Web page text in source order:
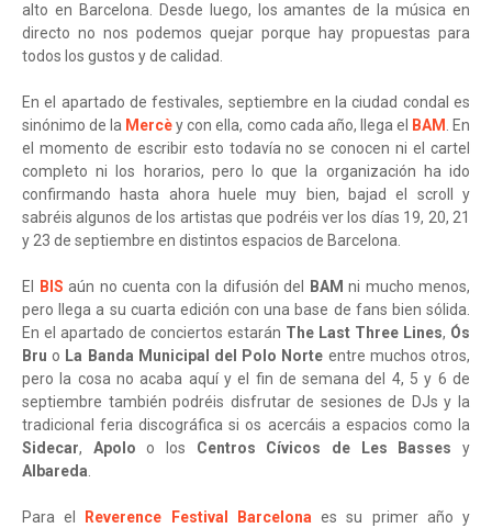
alto en Barcelona. Desde luego, los amantes de la música en
directo no nos podemos quejar porque hay propuestas para
todos los gustos y de calidad.
En el apartado de festivales, septiembre en la ciudad condal es
sinónimo de la Mercèy con ella, como cada año, llega el BAM . En
el momento de escribir esto todavía no se conocen ni el cartel
completo ni los horarios, pero lo que la organización ha ido
confirmando hasta ahora huele muy bien, bajad el scroll y
sabréis algunos de los artistas que podréis ver los días 19, 20, 21
y 23 de septiembre en distintos espacios de Barcelona.
El BIS aún no cuenta con la difusión del BAM ni mucho menos,
pero llega a su cuarta edición con una base de fans bien sólida.
En el apartado de conciertos estarán The Last Three Lines, Ós
Bruo La Banda Municipal del Polo Norte entre muchos otros,
pero la cosa no acaba aquí y el fin de semana del 4, 5 y 6 de
septiembre también podréis disfrutar de sesiones de DJs y la
tradicional feria discográfica si os acercáis a espacios como la
Sidecar, Apolo o los Centros Cívicos de Les Basses y
Albareda.
Para el Reverence Festival Barcelonaes su primer año y